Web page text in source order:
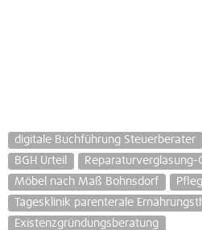
digitale Buchführung Steuerberater
BGH Urteil
Reparaturverglasung-
Möbel nach Maß Bohnsdorf
Tagesklinik parenterale
Existenzgründungsberatung